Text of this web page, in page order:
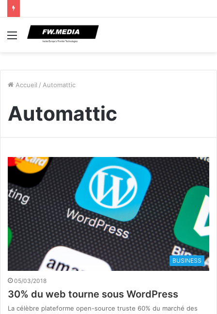
Menu
Accueil / Automattic
Automattic
BUSINESS
05/03/2018
30% du web tourne sous WordPress
La célèbre plateforme open-source truste 60% du marché des